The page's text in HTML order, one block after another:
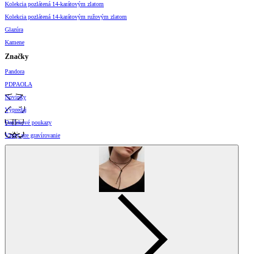
Kolekcia pozlátená 14-karátovým zlatom
Kolekcia pozlátená 14-karátovým ružovým zlatom
Glazúra
Kamene
Značky
Pandora
PDPAOLA
Novinky
Výpredaj
Darčekové poukazy
Vzory pre gravírovanie